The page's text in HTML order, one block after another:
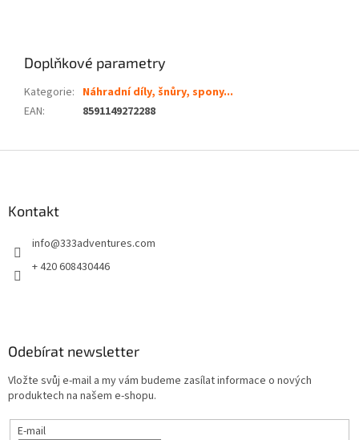
Doplňkové parametry
Kategorie: Náhradní díly, šnůry, spony...
EAN: 8591149272288
Kontakt
info@333adventures.com
+ 420 608430446
Odebírat newsletter
Vložte svůj e-mail a my vám budeme zasílat informace o nových
produktech na našem e-shopu.
E-mail